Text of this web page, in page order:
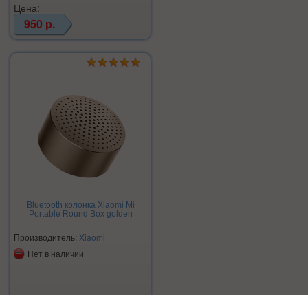
Цена:
950 р.
Bluetooth колонка Xiaomi Mi
Portable Round Box golden
Производитель: Xiaomi
Нет в наличии